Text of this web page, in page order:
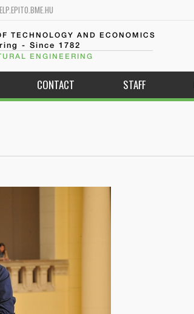
TECHNOLOGY AND ECONOMICS
- Since 1782
ENGINEERING
CONTACT STAFF